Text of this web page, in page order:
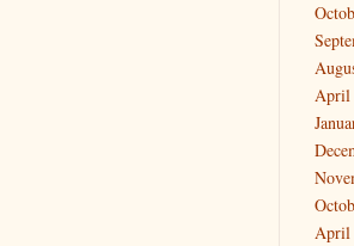
April
April